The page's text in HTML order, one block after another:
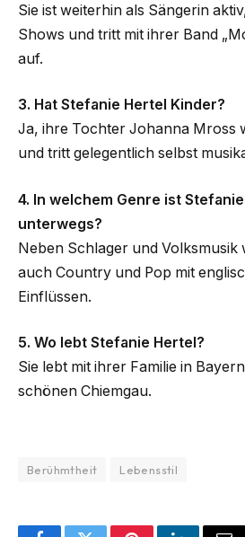
Sie ist weiterhin als Sängerin
Shows und tritt mit ihrer Band
auf.
3. Hat Stefanie Hertel Kinder?
Ja, ihre Tochter Johanna Mross
und tritt gelegentlich selbst
4. In welchem Genre ist
unterwegs?
Neben Schlager und Volksmusik
auch Country und Pop mit
Einflüssen.
5. Wo lebt Stefanie Hertel?
Sie lebt mit ihrer Familie in
schönen Chiemgau.
Berühmtheit Lebensstil